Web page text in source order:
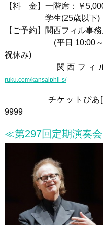
【料 金】一階席：￥
学生(25歳以下)
【ご予約】関西フィル事
(平日 10:00～
祝休み)
関西フィ
ruku.com/kansaiphil-s/
チケットぴあ
9999
≪第297回定期演奏